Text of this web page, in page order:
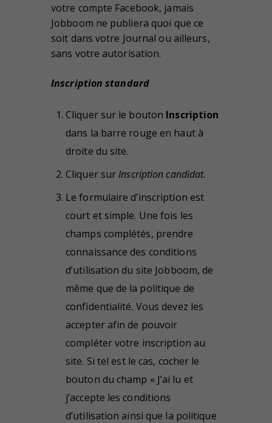
votre compte Facebook, jamais
Jobboom ne publiera quoi que ce
soit dans votre Journal ou ailleurs,
sans votre autorisation.
Inscription standard
Cliquer sur le bouton Inscription
dans la barre rouge en haut à
droite du site.
Cliquer surInscription candidat.
Le formulaire d’inscription est
court et simple. Une fois les
champs complétés, prendre
connaissance des conditions
d’utilisation du site Jobboom, de
même que de la politique de
confidentialité. Vous devez les
accepter afin de pouvoir
compléter votre inscription au
site. Si tel est le cas, cocher le
bouton du champ « J’ai lu et
j’accepte les conditions
d’utilisation ainsi que la politique